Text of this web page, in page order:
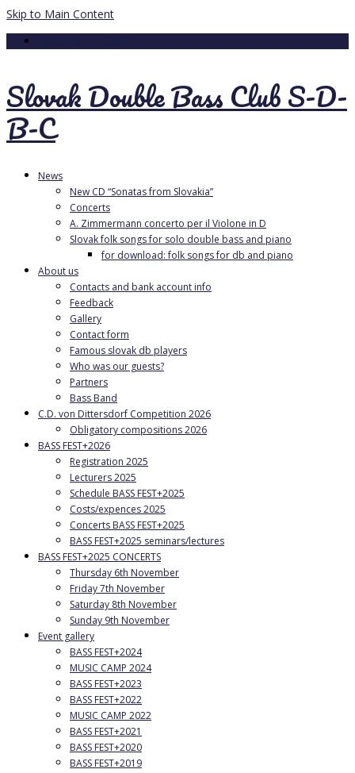
Skip to Main Content
Slovak Double Bass Club S-D-
B-C
News
New CD “Sonatas from Slovakia”
Concerts
A. Zimmermann concerto per il Violone in D
Slovak folk songs for solo double bass and piano
for download: folk songs for db and piano
About us
Contacts and bank account info
Feedback
Gallery
Contact form
Famous slovak db players
Who was our guests?
Partners
Bass Band
C.D. von Dittersdorf Competition 2026
Obligatory compositions 2026
BASS FEST+2026
Registration 2025
Lecturers 2025
Schedule BASS FEST+2025
Costs/expences 2025
Concerts BASS FEST+2025
BASS FEST+2025 seminars/lectures
BASS FEST+2025 CONCERTS
Thursday 6th November
Friday 7th November
Saturday 8th November
Sunday 9th November
Event gallery
BASS FEST+2024
MUSIC CAMP 2024
BASS FEST+2023
BASS FEST+2022
MUSIC CAMP 2022
BASS FEST+2021
BASS FEST+2020
BASS FEST+2019